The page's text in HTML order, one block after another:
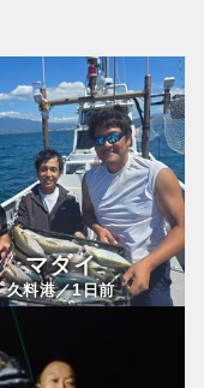
マダイ
久料港／1日前